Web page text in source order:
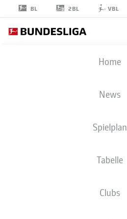
BL 2BL VBL
Home
News
Spielplan
Tabelle
Clubs